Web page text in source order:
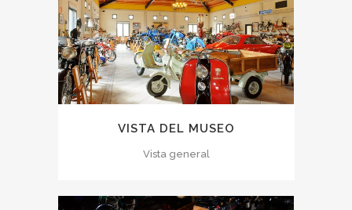
VISTA DEL MUSEO
Vista general